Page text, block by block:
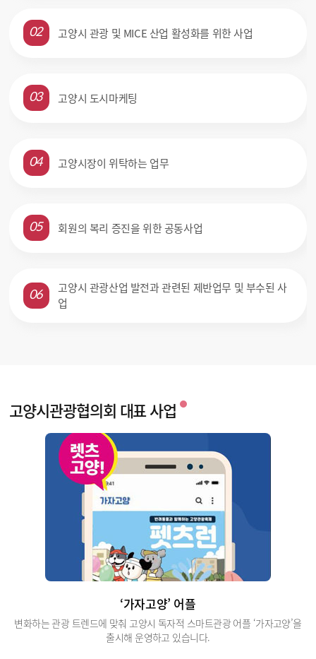
02 고양시 관광 및 MICE 산업 활성화를 위한 사업
03 고양시 도시마케팅
04 고양시장이 위탁하는 업무
05 회원의 복리 증진을 위한 공동사업
06
고양시 관광산업 발전과 관련된 제반업무 및 부수된 사
업
고양시관광협의회 대표 사업
‘가자고양’ 어플
변화하는 관광 트렌드에 맞춰 고양시 독자적 스마트관광 어플 ‘가자고양’을
출시해 운영하고 있습니다.